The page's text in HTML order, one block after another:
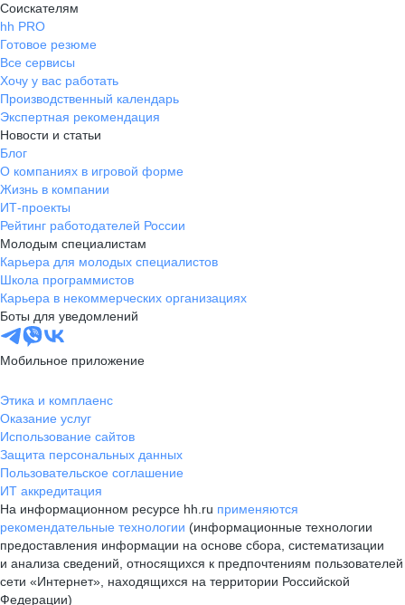
Соискателям
hh PRO
Готовое резюме
Все сервисы
Хочу у вас работать
Производственный календарь
Экспертная рекомендация
Новости и статьи
Блог
О компаниях в игровой форме
Жизнь в компании
ИТ-проекты
Рейтинг работодателей России
Молодым специалистам
Карьера для молодых специалистов
Школа программистов
Карьера в некоммерческих организациях
Боты для уведомлений
Мобильное приложение
Этика и комплаенс
Оказание услуг
Использование сайтов
Защита персональных данных
Пользовательское соглашение
ИТ аккредитация
На информационном ресурсе hh.ru применяются
рекомендательные технологии (информационные технологии
предоставления информации на основе сбора, систематизации
и анализа сведений, относящихся к предпочтениям пользователей
сети «Интернет», находящихся на территории Российской
Федерации)